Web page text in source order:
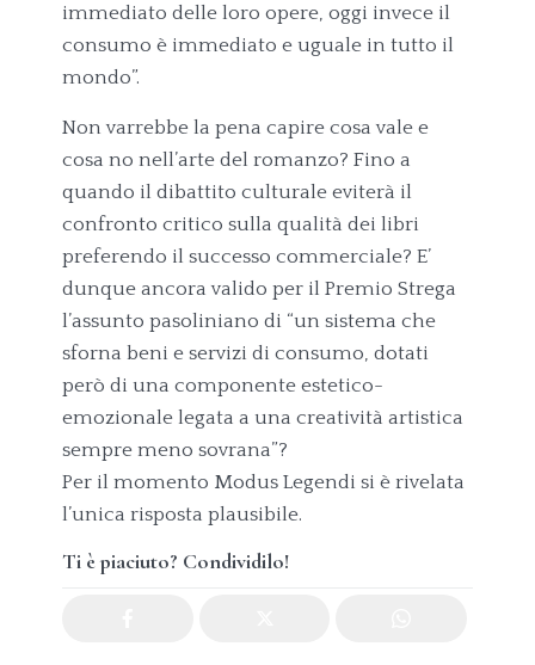
immediato delle loro opere, oggi invece il
consumo è immediato e uguale in tutto il
mondo”.
Non varrebbe la pena capire cosa vale e
cosa no nell’arte del romanzo? Fino a
quando il dibattito culturale eviterà il
confronto critico sulla qualità dei libri
preferendo il successo commerciale? E’
dunque ancora valido per il Premio Strega
l’assunto pasoliniano di “un sistema che
sforna beni e servizi di consumo, dotati
però di una componente estetico-
emozionale legata a una creatività artistica
sempre meno sovrana”?
Per il momento Modus Legendi si è rivelata
l’unica risposta plausibile.
Ti è piaciuto? Condividilo!